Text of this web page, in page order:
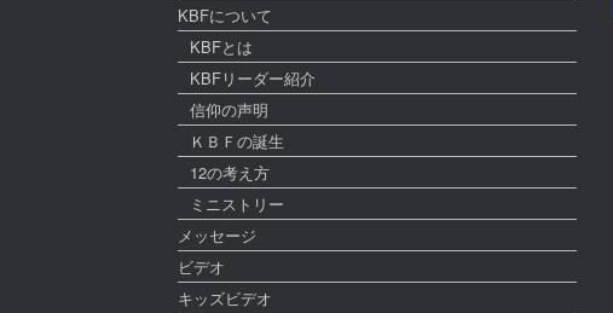
KBFについて
KBFとは
KBFリーダー紹介
信仰の声明
ＫＢＦの誕生
12の考え方
ミニストリー
メッセージ
ビデオ
キッズビデオ